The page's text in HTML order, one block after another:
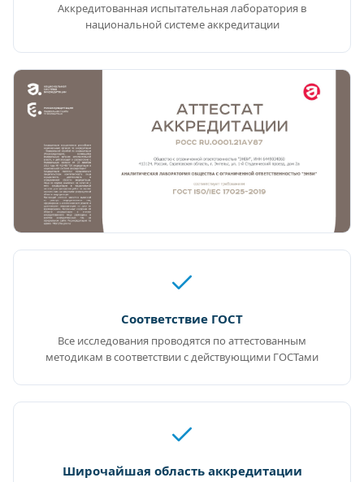
Аккредитованная испытательная лаборатория в
национальной системе аккредитации
Соответствие ГОСТ
Все исследования проводятся по аттестованным
методикам в соответствии с действующими ГОСТами
Широчайшая область аккредитации